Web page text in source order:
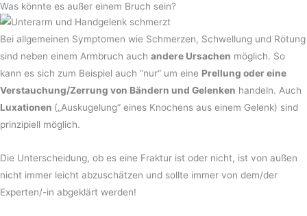
Was könnte es außer einem Bruch sein?​
Bei allgemeinen Symptomen wie Schmerzen, Schwellung und Rötung
sind neben einem Armbruch auch andere Ursachen möglich. So
kann es sich zum Beispiel auch “nur“ um eine Prellung oder eine
Verstauchung/Zerrung von Bändern und Gelenken handeln. Auch
Luxationen („Auskugelung“ eines Knochens aus einem Gelenk) sind
prinzipiell möglich.
Die Unterscheidung, ob es eine Fraktur ist oder nicht, ist von außen
nicht immer leicht abzuschätzen und sollte immer von dem/der
Experten/-in abgeklärt werden!